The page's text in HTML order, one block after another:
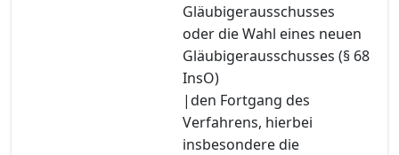
Gläubigerausschusses
oder die Wahl eines neuen
Gläubigerausschusses (§ 68
InsO)
|den Fortgang des
Verfahrens, hierbei
insbesondere die